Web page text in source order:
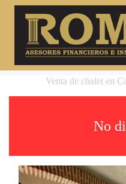
Venta de chalet en
No